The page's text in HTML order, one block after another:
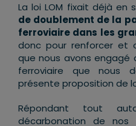
La loi LOM fixait déjà en
de doublement de la
ferroviaire dans les
donc pour renforcer et
que nous avons engagé
ferroviaire que nous
présente proposition de
Répondant tout
décarbonation de